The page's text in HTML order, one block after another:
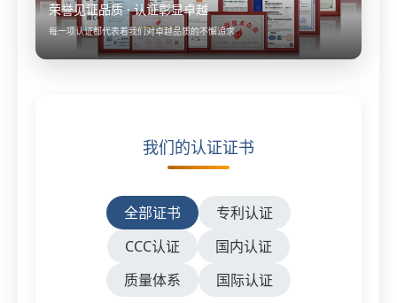
荣誉见证品质 · 认证彰显卓越
每一项认证都代表着我们对卓越品质的不懈追求
我们的认证证书
全部证书
专利认证
CCC认证
国内认证
质量体系
国际认证